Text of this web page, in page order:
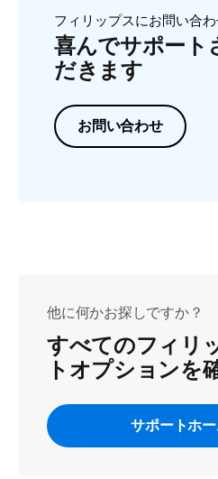
フィリップスにお問い合
喜んでサポート
だきます
お問い合わせ
他に何かお探しですか？
すべてのフィリ
トオプションを
サポートホ